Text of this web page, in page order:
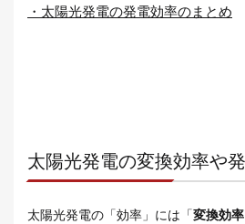
・太陽光発電の発電効率のまとめ
太陽光発電の変換効率や
太陽光発電の「効率」には「変換効率